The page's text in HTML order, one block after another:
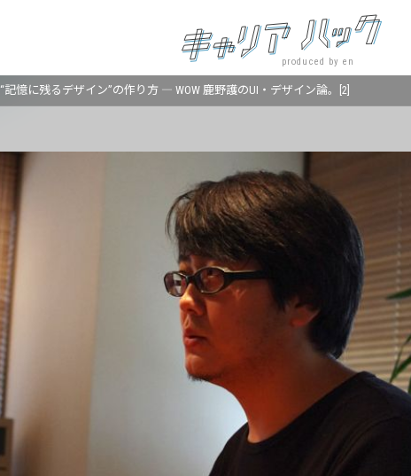
produced by en
“記憶に残るデザイン”の作り方 ― WOW 鹿野護のUI・デザイン論。[2]